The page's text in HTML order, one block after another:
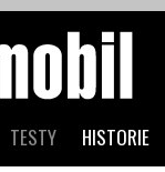
TESTY HISTORIE